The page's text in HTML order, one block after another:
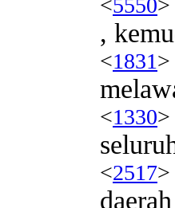
<5550>
,
<1831>
<1330>
<2517>
daerah